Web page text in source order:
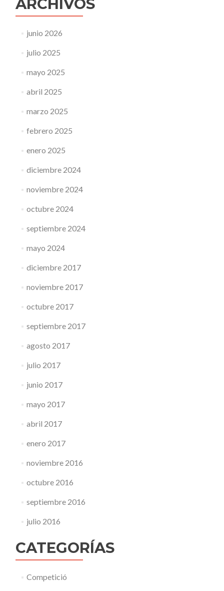
ARCHIVOS
junio 2026
julio 2025
mayo 2025
abril 2025
marzo 2025
febrero 2025
enero 2025
diciembre 2024
noviembre 2024
octubre 2024
septiembre 2024
mayo 2024
diciembre 2017
noviembre 2017
octubre 2017
septiembre 2017
agosto 2017
julio 2017
junio 2017
mayo 2017
abril 2017
enero 2017
noviembre 2016
octubre 2016
septiembre 2016
julio 2016
CATEGORÍAS
Competició